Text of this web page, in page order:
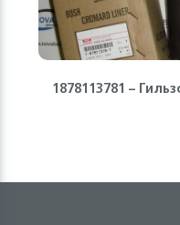
1878113781 –